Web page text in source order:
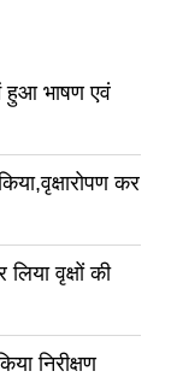
हुआ भाषण एवं
कर
लिया वृक्षों की
निरीक्षण